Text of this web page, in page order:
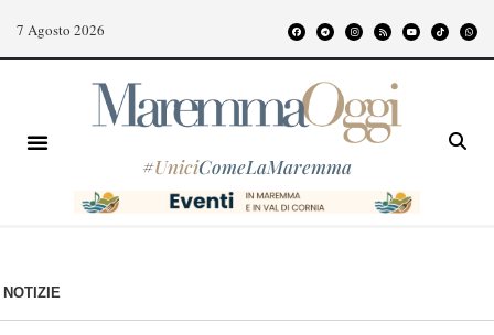
7 Agosto 2026
#UniciComeLaMaremma
NOTIZIE